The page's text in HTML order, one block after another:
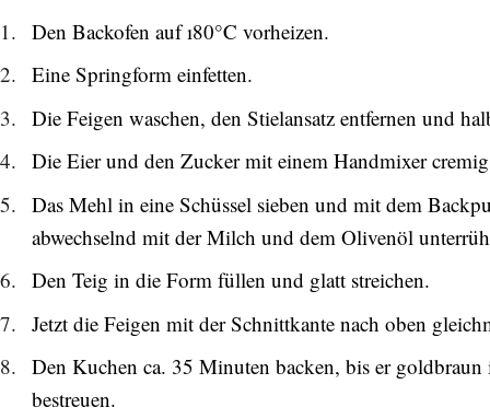
Den Backofen auf ı80°C vorheizen.
Eine Springform einfetten.
Die Feigen waschen, den Stielansatz entfernen und
Die Eier und den Zucker mit einem Handmixer
Das Mehl in eine Schüssel sieben und mit dem
abwechselnd mit der Milch und dem Olivenöl
Den Teig in die Form füllen und glatt streichen.
Jetzt die Feigen mit der Schnittkante nach oben
Den Kuchen ca. 35 Minuten backen, bis er
bestreuen.